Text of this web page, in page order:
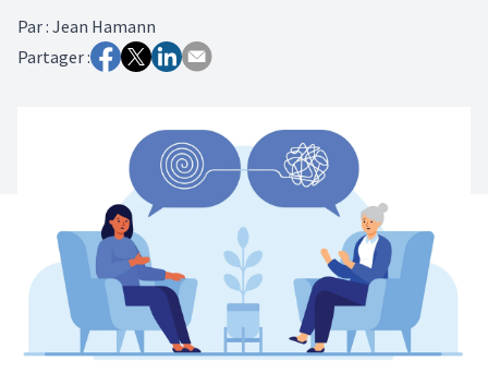
Par: Jean Hamann
Partager :